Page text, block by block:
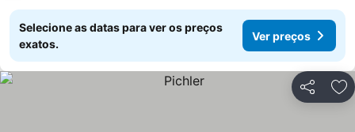
Selecione as datas para ver os preços
exatos.
Ver preços
Partilhar